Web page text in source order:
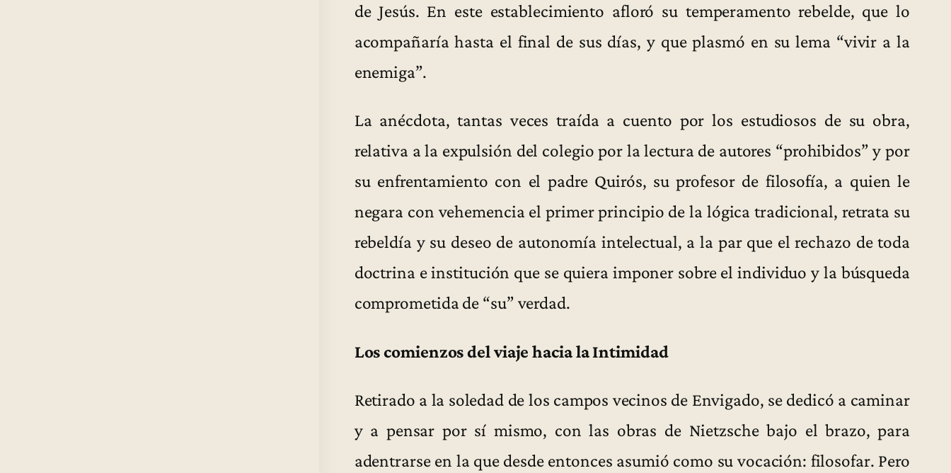
de Jesús. En este establecimiento afloró su temperamento rebelde, que lo
acompañaría hasta el final de sus días, y que plasmó en su lema “vivir a la
enemiga”.
La anécdota, tantas veces traída a cuento por los estudiosos de su obra,
relativa a la expulsión del colegio por la lectura de autores “prohibidos” y por
su enfrentamiento con el padre Quirós, su profesor de filosofía, a quien le
negara con vehemencia el primer principio de la lógica tradicional, retrata su
rebeldía y su deseo de autonomía intelectual, a la par que el rechazo de toda
doctrina e institución que se quiera imponer sobre el individuo y la búsqueda
comprometida de “su” verdad.
Los comienzos del viaje hacia la Intimidad
Retirado a la soledad de los campos vecinos de Envigado, se dedicó a caminar
y a pensar por sí mismo, con las obras de Nietzsche bajo el brazo, para
adentrarse en la que desde entonces asumió como su vocación: filosofar. Pero